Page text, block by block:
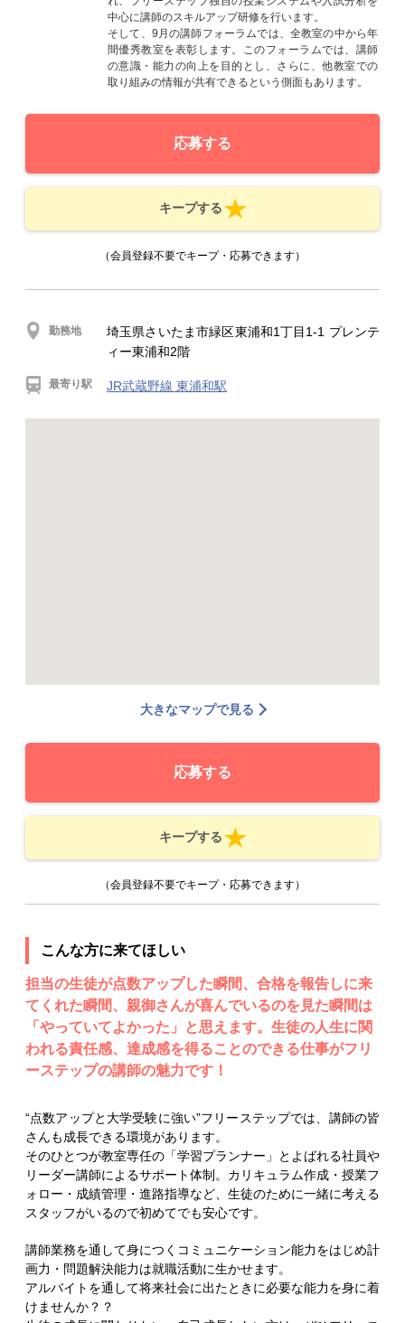
中心に講師のスキルアップ研修を行います。
そして、9月の講師フォーラムでは、全教室の中から年
間優秀教室を表彰します。このフォーラムでは、講師
の意識・能力の向上を目的とし、さらに、他教室での
取り組みの情報が共有できるという側面もあります。
応募する
キープする
（会員登録不要でキープ・応募できます）
勤務地
埼玉県さいたま市緑区東浦和1丁目1-1 プレンテ
ィー東浦和2階
最寄り駅 JR武蔵野線 東浦和駅
大きなマップで見る
応募する
キープする
（会員登録不要でキープ・応募できます）
こんな方に来てほしい
担当の生徒が点数アップした瞬間、合格を報告しに来
てくれた瞬間、親御さんが喜んでいるのを見た瞬間は
「やっていてよかった」と思えます。生徒の人生に関
われる責任感、達成感を得ることのできる仕事がフリ
ーステップの講師の魅力です！
“点数アップと大学受験に強い”フリーステップでは、講師の皆
さんも成長できる環境があります。
そのひとつが教室専任の「学習プランナー」とよばれる社員や
リーダー講師によるサポート体制。カリキュラム作成・授業フ
ォロー・成績管理・進路指導など、生徒のために一緒に考える
スタッフがいるので初めてでも安心です。
講師業務を通して身につくコミュニケーション能力をはじめ計
画力・問題解決能力は就職活動に生かせます。
アルバイトを通して将来社会に出たときに必要な能力を身に着
けませんか？？